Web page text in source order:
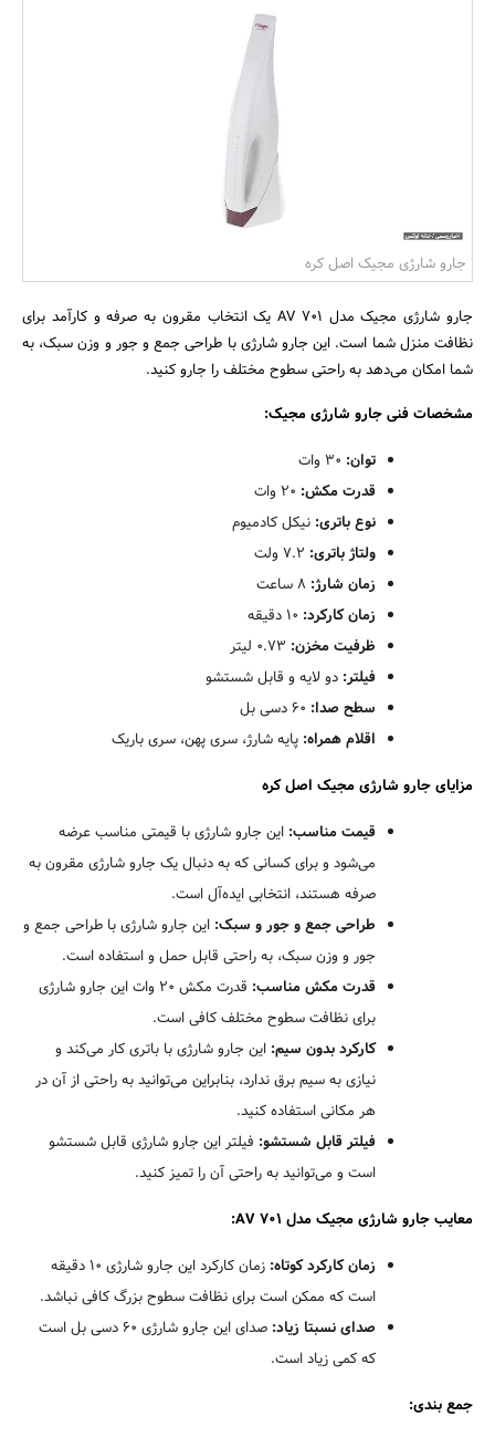
جستجو
جارو شارژی مجیک اصل کره
جارو شارژی مجیک مدل AV 701 یک انتخاب مقرون به صرفه و کارآمد برای
نظافت منزل شما است. این جارو شارژی با طراحی جمع و جور و وزن سبک، به
شما امکان می‌دهد به راحتی سطوح مختلف را جارو کنید.
مشخصات فنی جارو شارژی مجیک:
توان:
قدرت مکش:
نوع باتری: نیکل کادمیوم
ولتاژ باتری:
زمان شارژ:
زمان کارکرد:
ظرفیت مخزن:
فیلتر: دو لایه و قابل شستشو
سطح صدا:
اقلام همراه: پایه شارژ، سری پهن، سری باریک
مزایای جارو شارژی مجیک اصل کره
قیمت مناسب: این جارو شارژی با قیمتی مناسب عرضه
می‌شود و برای کسانی که به دنبال یک جارو شارژی مقرون به
صرفه هستند، انتخابی ایده‌آل است.
طراحی جمع و جور و سبک: این جارو شارژی با طراحی جمع و
جور و وزن سبک، به راحتی قابل حمل و استفاده است.
قدرت مکش مناسب:
قدرت مکش 20 وات این جارو شارژی
برای نظافت سطوح مختلف کافی است.
کارکرد بدون سیم: این جارو شارژی با باتری کار می‌کند و
نیازی به سیم برق ندارد، بنابراین می‌توانید به راحتی از آن در
هر مکانی استفاده کنید.
فیلتر قابل شستشو: فیلتر این جارو شارژی قابل شستشو
است و می‌توانید به راحتی آن را تمیز کنید.
معایب جارو شارژی مجیک مدل AV 701:
زمان کارکرد کوتاه:
زمان کارکرد این جارو شارژی 10 دقیقه
است که ممکن است برای نظافت سطوح بزرگ کافی نباشد.
صدای نسبتا زیاد:
صدای این جارو شارژی 60 دسی بل است
که کمی زیاد است.
جمع بندی: